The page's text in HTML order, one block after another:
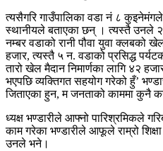
त्यसैगरि गाउँपालिका वडा नं ८
स्थानीयले बताएका छन् । त्यस्तै उनले २
नम्बर वडाको रानी पौवा युवा क्लबको
हजार, त्यस्तै ५ न. वडाको प्रसिद्ध
तारो खेल मैदान निमार्णका लागि ४२
भएपछि व्यक्तिगत सहयोग गरेको हुँ’
जिताएका हुन, म जनताको काममा कुनै
ध्यक्ष भण्डारीले आफ्नो पारिश्रमिकले
काम गरेका भण्डारीले आफूले राम्रो
उनले भने।